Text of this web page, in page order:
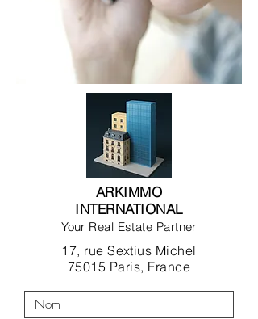
ARKIMMO
INTERNATIONAL
Your Real Estate Partner
17, rue Sextius Michel
75015 Paris, France